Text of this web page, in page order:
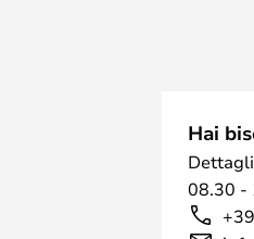
poter
OBS:
Hai
08.30 -